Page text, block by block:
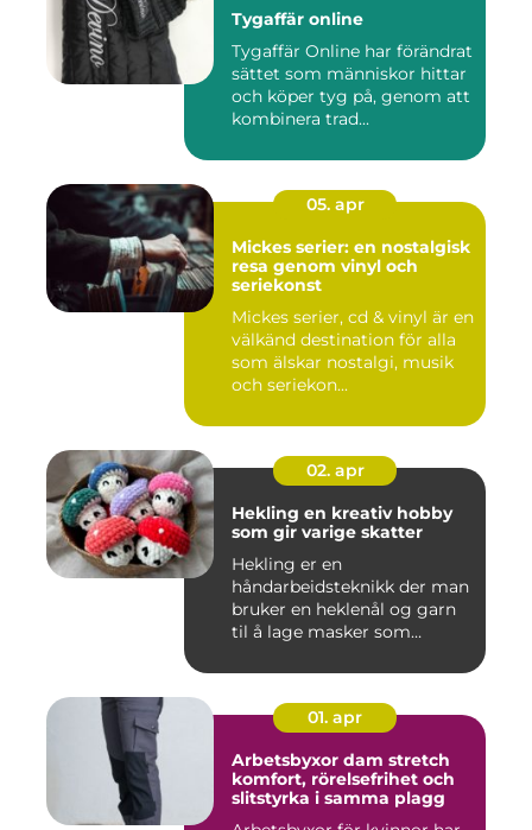
Tygaffär online
Tygaffär Online har förändrat
sättet som människor hittar
och köper tyg på, genom att
kombinera trad...
05. apr
Mickes serier: en nostalgisk
resa genom vinyl och
seriekonst
Mickes serier, cd & vinyl är en
välkänd destination för alla
som älskar nostalgi, musik
och seriekon...
02. apr
Hekling en kreativ hobby
som gir varige skatter
Hekling er en
håndarbeidsteknikk der man
bruker en heklenål og garn
til å lage masker som
01. apr
Arbetsbyxor dam stretch
komfort, rörelsefrihet och
slitstyrka i samma plagg